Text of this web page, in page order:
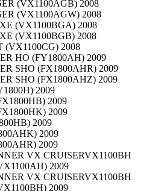
(VX1100AGB) 2008
(VX1100AGW) 2008
(VX1100BGA) 2008
(VX1100BGB) 2008
(VX1100CG) 2008
HO (FY1800AH) 2009
SHO (FX1800AHR) 2009
SHO (FX1800AHZ) 2009
2009
2009
2009
2009
2009
2009
VX CRUISERVX1100BH
2009
VX CRUISERVX1100BH
2009